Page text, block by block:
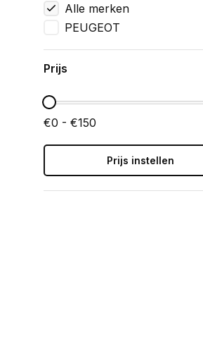
Alle merken
PEUGEOT
Prijs
€0 - €150
Prijs instellen